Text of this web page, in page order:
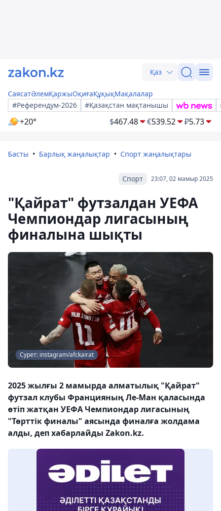
Қаз
СаясатӘлемҚаржыОқиғаҚұқықМақалалар
#Референдум-2026
#Қазақстан мақтанышы
+20° $467.48 €539.52 ₽5.73
Басты Барлық жаңалықтар Спорт жаңалықтары
23:07, 02 мамыр 2025
Спорт
"Қайрат" футзалдан УЕФА
Чемпиондар лигасының
финалына шықты
Сурет: instagram/afckairat
2025 жылғы 2 мамырда алматылық "Қайрат"
футзал клубы Францияның Ле-Ман қаласында
өтіп жатқан УЕФА Чемпиондар лигасының
"Төрттік финалы" аясында финалға жолдама
алды, деп хабарлайды Zakon.kz.